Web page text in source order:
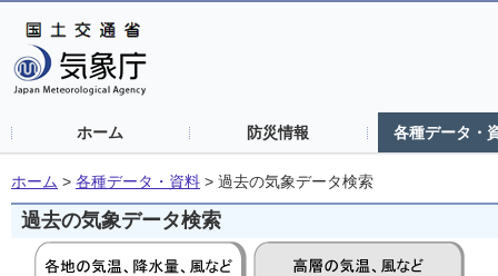
ホーム 防災情報 各種データ・
ホーム > 各種データ・資料 > 過去の気象データ検索
過去の気象データ検索